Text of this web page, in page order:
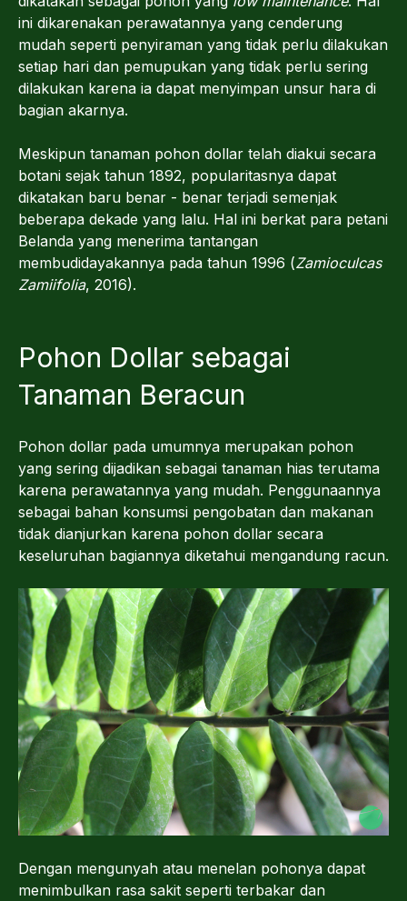
ini dikarenakan perawatannya yang cenderung
mudah seperti penyiraman yang tidak perlu dilakukan
setiap hari dan pemupukan yang tidak perlu sering
dilakukan karena ia dapat menyimpan unsur hara di
bagian akarnya.
Meskipun tanaman pohon dollar telah diakui secara
botani sejak tahun 1892, popularitasnya dapat
dikatakan baru benar - benar terjadi semenjak
beberapa dekade yang lalu. Hal ini berkat para petani
Belanda yang menerima tantangan
membudidayakannya pada tahun 1996 (Zamioculcas
Zamiifolia, 2016).
Pohon Dollar sebagai
Tanaman Beracun
Pohon dollar pada umumnya merupakan pohon
yang sering dijadikan sebagai tanaman hias terutama
karena perawatannya yang mudah. Penggunaannya
sebagai bahan konsumsi pengobatan dan makanan
tidak dianjurkan karena pohon dollar secara
keseluruhan bagiannya diketahui mengandung racun.
Dengan mengunyah atau menelan pohonya dapat
menimbulkan rasa sakit seperti terbakar dan